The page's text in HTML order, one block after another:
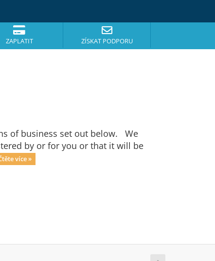
ZAPLATIT ZÍSKAT PODPORU
of business set out below. We
by or for you or that it will be
více »